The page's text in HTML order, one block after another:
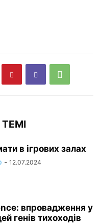
в ігрових залах
- 12.07.2024
впровадження у
генів тихоходів